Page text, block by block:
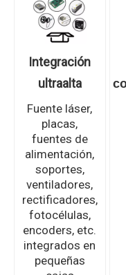
Integración
ultraalta
Fuente láser,
placas,
fuentes de
alimentación,
soportes,
ventiladores,
rectificadores,
fotocélulas,
encoders, etc.
integrados en
pequeñas